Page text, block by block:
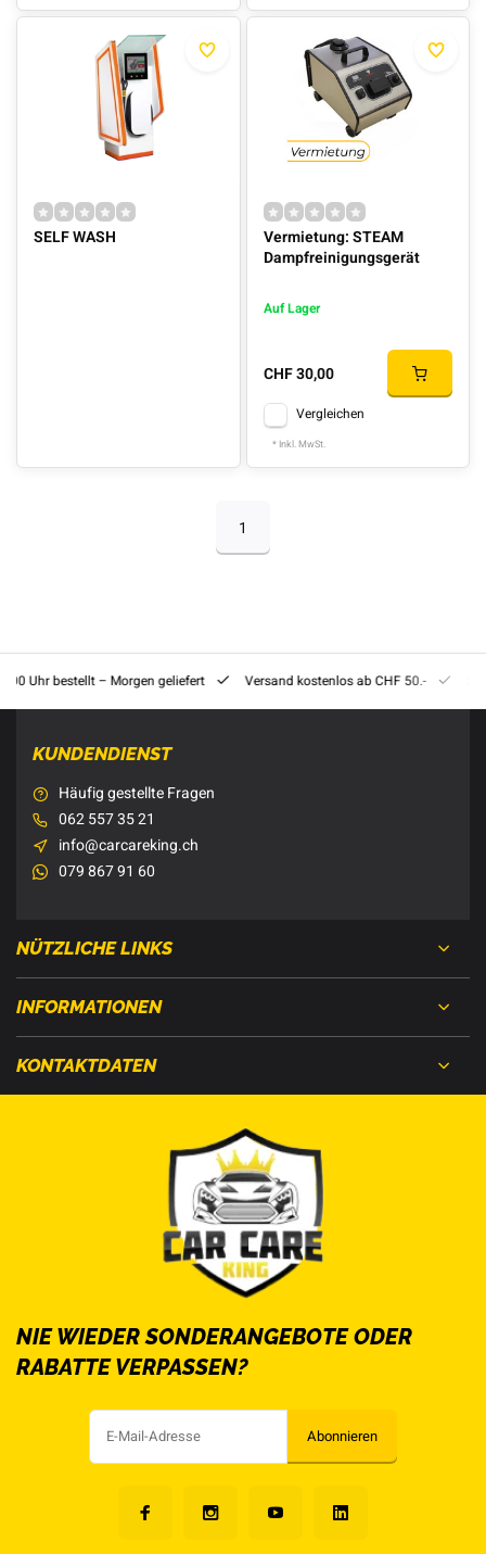
SELF WASH
Vermietung: STEAM
Dampfreinigungsgerät
Auf Lager
CHF 30,00
Vergleichen
* Inkl. MwSt.
1
Uhr bestellt – Morgen geliefert Versand kostenlos ab CHF 50.-
KUNDENDIENST
Häufig gestellte Fragen
062 557 35 21
info@carcareking.ch
079 867 91 60
NÜTZLICHE LINKS
INFORMATIONEN
KONTAKTDATEN
NIE WIEDER SONDERANGEBOTE ODER
RABATTE VERPASSEN?
Abonnieren